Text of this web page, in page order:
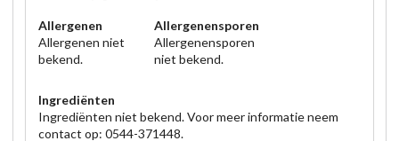
Allergenen
Allergenen niet
bekend.
Allergenensporen
Allergenensporen
niet bekend.
Ingrediënten
Ingrediënten niet bekend. Voor meer informatie neem
contact op: 0544-371448.